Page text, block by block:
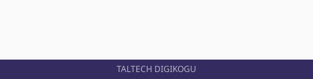
TALTECH DIGIKOGU